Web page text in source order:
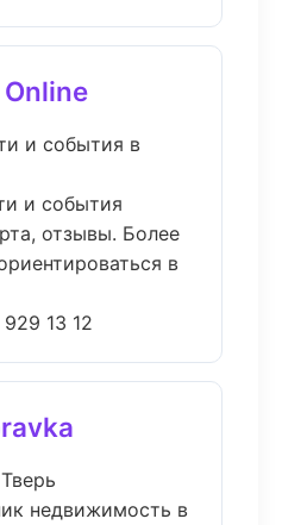
и события в
и события
отзывы. Более
в
13 12
недвижимость в